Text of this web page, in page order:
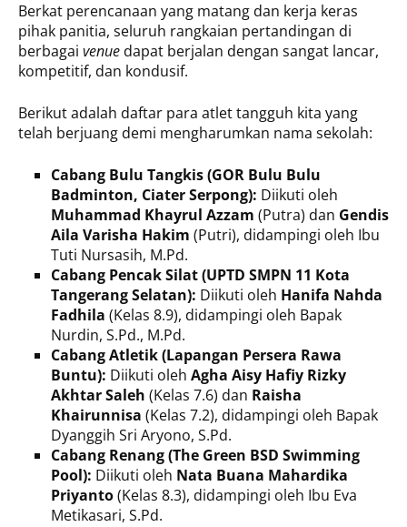
Berkat perencanaan yang matang dan kerja keras
pihak panitia, seluruh rangkaian pertandingan di
berbagai venue dapat berjalan dengan sangat lancar,
kompetitif, dan kondusif.
Berikut adalah daftar para atlet tangguh kita yang
telah berjuang demi mengharumkan nama sekolah:
Cabang Bulu Tangkis (GOR Bulu Bulu
Badminton, Ciater Serpong): Diikuti oleh
Muhammad Khayrul Azzam (Putra) dan Gendis
Aila Varisha Hakim (Putri), didampingi oleh Ibu
Tuti Nursasih, M.Pd.
Cabang Pencak Silat (UPTD SMPN 11 Kota
Tangerang Selatan): Diikuti oleh Hanifa Nahda
Fadhila (Kelas 8.9), didampingi oleh Bapak
Nurdin, S.Pd., M.Pd.
Cabang Atletik (Lapangan Persera Rawa
Buntu): Diikuti oleh Agha Aisy Hafiy Rizky
Akhtar Saleh (Kelas 7.6) dan Raisha
Khairunnisa (Kelas 7.2), didampingi oleh Bapak
Dyanggih Sri Aryono, S.Pd.
Cabang Renang (The Green BSD Swimming
Pool): Diikuti oleh Nata Buana Mahardika
Priyanto(Kelas 8.3), didampingi oleh Ibu Eva
Metikasari, S.Pd.